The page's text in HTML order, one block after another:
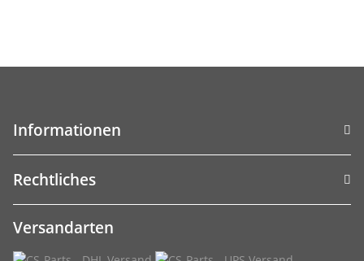
Informationen
Rechtliches
Versandarten